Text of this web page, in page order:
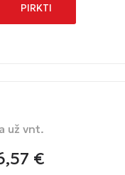
PIRKTI
už vnt.
€